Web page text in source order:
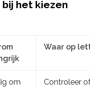
het kiezen
Waar op
om
Controleer